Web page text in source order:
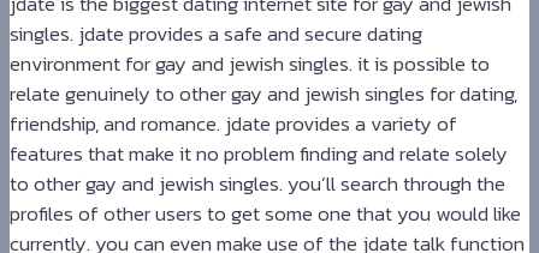
singles. jdate provides a safe and secure dating
environment for gay and jewish singles. it is possible to
relate genuinely to other gay and jewish singles for dating,
friendship, and romance. jdate provides a variety of
features that make it no problem finding and relate solely
to other gay and jewish singles. you’ll search through the
profiles of other users to get some one that you would like
currently. you can even make use of the jdate talk function